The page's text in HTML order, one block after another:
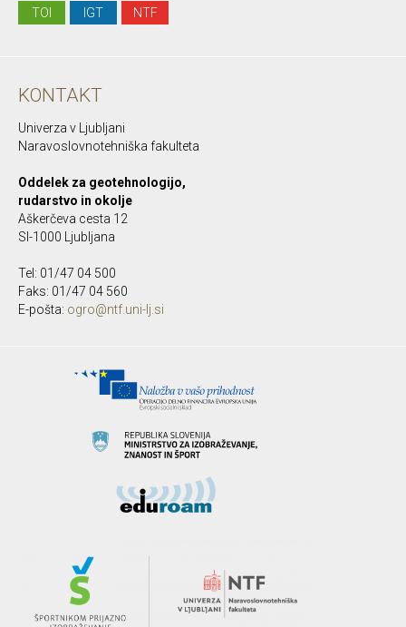
TOI
IGT NTF
KONTAKT
Univerza v Ljubljani
Naravoslovnotehniška fakulteta
Oddelek za geotehnologijo,
rudarstvo in okolje
Aškerčeva cesta 12
SI-1000 Ljubljana
Tel: 01/47 04 500
Faks: 01/47 04 560
E-pošta: ogro@ntf.uni-lj.si